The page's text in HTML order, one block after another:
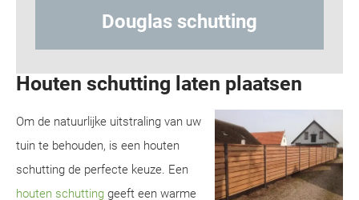
Hout-betonschutting
Houten schutting laten plaatsen
Om de natuurlijke uitstraling van uw
tuin te behouden, is een houten
schutting de perfecte keuze. Een
houten schutting geeft een warme